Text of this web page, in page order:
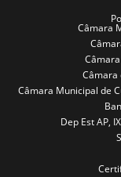
Câmara
Câmara
Câmara Municipal de
Dep Est AP,